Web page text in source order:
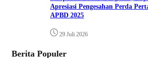
Apresiasi Pengesahan Perda
APBD 2025
29 Juli 2026
Berita Populer